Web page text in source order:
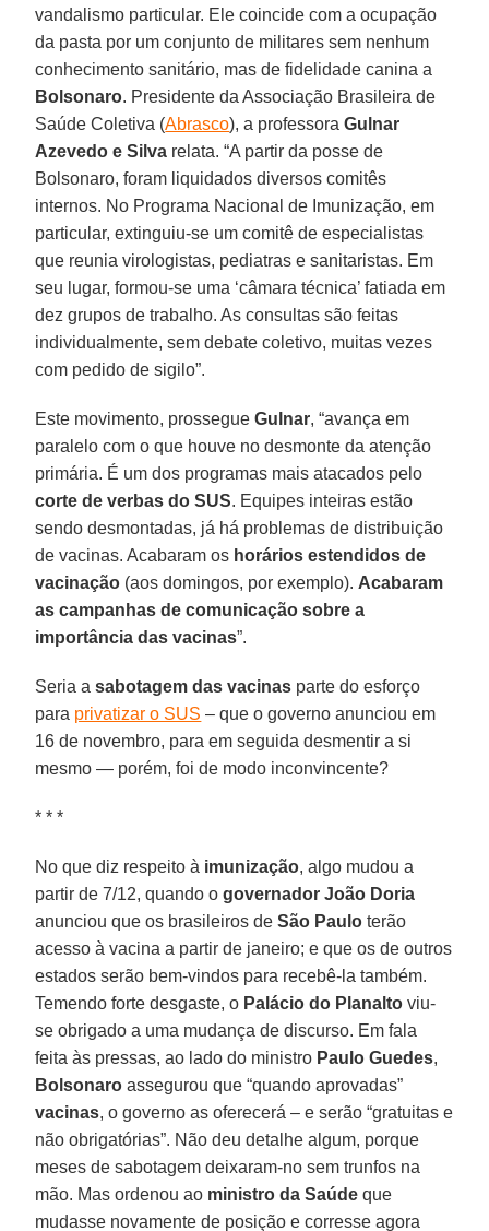
vandalismo particular. Ele coincide com a ocupação
da pasta por um conjunto de militares sem nenhum
conhecimento sanitário, mas de fidelidade canina a
Bolsonaro. Presidente da Associação Brasileira de
Saúde Coletiva (Abrasco), a professoraGulnar
Azevedo e Silva relata. “A partir da posse de
Bolsonaro, foram liquidados diversos comitês
internos. No Programa Nacional de Imunização, em
particular, extinguiu-se um comitê de especialistas
que reunia virologistas, pediatras e sanitaristas. Em
seu lugar, formou-se uma ‘câmara técnica’ fatiada em
dez grupos de trabalho. As consultas são feitas
individualmente, sem debate coletivo, muitas vezes
com pedido de sigilo”.
Este movimento, prossegueGulnar, “avança em
paralelo com o que houve no desmonte da atenção
primária. É um dos programas mais atacados pelo
corte de verbas do SUS. Equipes inteiras estão
sendo desmontadas, já há problemas de distribuição
de vacinas. Acabaram os horários estendidos de
vacinação (aos domingos, por exemplo). Acabaram
as campanhas de comunicação sobre a
importância das vacinas”.
Seria asabotagem das vacinas parte do esforço
para privatizar o SUS – que o governo anunciou em
16 de novembro, para em seguida desmentir a si
mesmo — porém, foi de modo inconvincente?
* * *
No que diz respeito à imunização, algo mudou a
partir de 7/12, quando ogovernador João Doria
anunciou que os brasileiros deSão Paulo terão
acesso à vacina a partir de janeiro; e que os de outros
estados serão bem-vindos para recebê-la também.
Temendo forte desgaste, o Palácio do Planalto viu-
se obrigado a uma mudança de discurso. Em fala
feita às pressas, ao lado do ministro Paulo Guedes,
Bolsonaro assegurou que “quando aprovadas”
vacinas, o governo as oferecerá – e serão “gratuitas e
não obrigatórias”. Não deu detalhe algum, porque
meses de sabotagem deixaram-no sem trunfos na
mão. Mas ordenou ao ministro da Saúde que
mudasse novamente de posição e corresse agora